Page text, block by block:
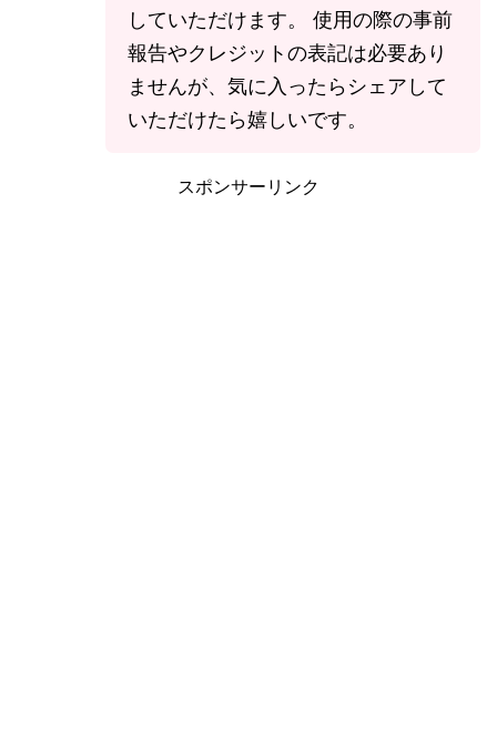
していただけます。 使用の際の事前
報告やクレジットの表記は必要あり
ませんが、気に入ったらシェアして
いただけたら嬉しいです。
スポンサーリンク